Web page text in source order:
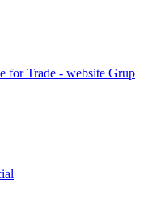
for Trade - website Grup